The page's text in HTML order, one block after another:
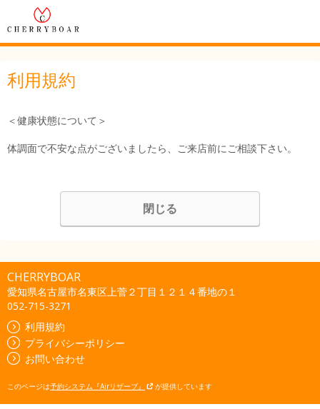
利用規約
＜健康状態について＞
体調面で不安な点がございましたら、ご来店前にご相談下さい。
閉じる
CHERRYBOAR
愛知県名古屋市名東区上菅２丁目１２１４番地の１
052-715-3271
利用規約
プライバシーポリシー
お問い合わせ
このページは予約システム『Airリザーブ』 が提供しています